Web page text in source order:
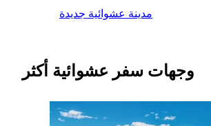
مدينة عشوائية جديدة
وجهات سفر عشوائية أكثر